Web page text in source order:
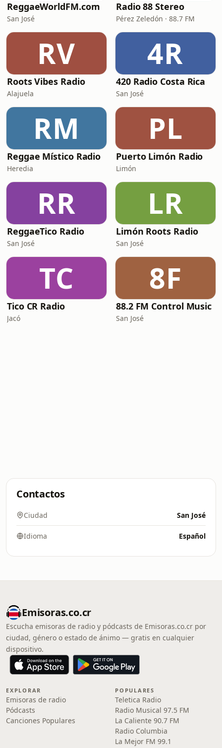
ReggaeWorldFM.com
San José
Radio 88 Stereo
Pérez Zeledón · 88.7 FM
RV
Roots Vibes Radio
Alajuela
4R
420 Radio Costa Rica
San José
RM
Reggae Místico Radio
Heredia
PL
Puerto Limón Radio
Limón
RR
ReggaeTico Radio
San José
LR
Limón Roots Radio
San José
TC
Tico CR Radio
Jacó
8F
88.2 FM Control Music
San José
Contactos
Ciudad San José
Idioma Español
Emisoras.co.cr
Escucha emisoras de radio y pódcasts de Emisoras.co.cr por
ciudad, género o estado de ánimo — gratis en cualquier
dispositivo.
EXPLORAR
Emisoras de radio
Pódcasts
Canciones Populares
POPULARES
Teletica Radio
Radio Musical 97.5 FM
La Caliente 90.7 FM
Radio Columbia
La Mejor FM 99.1